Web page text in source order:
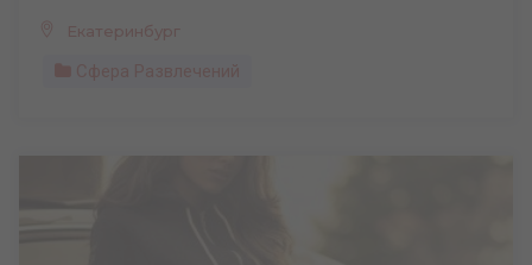
Екатеринбург
Сфера Развлечений